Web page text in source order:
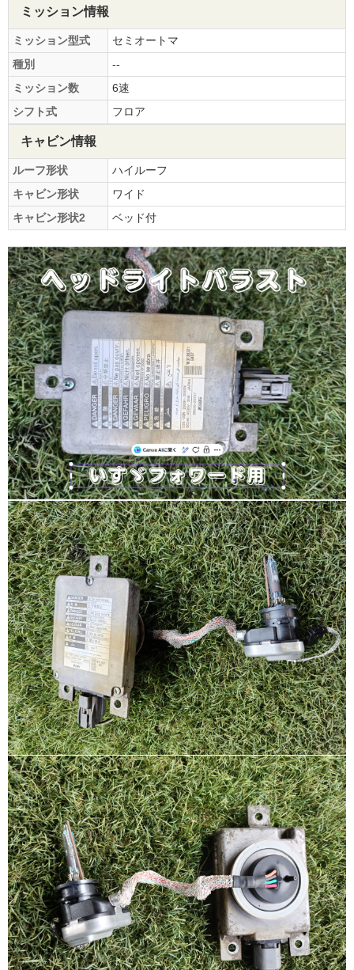
ミッション情報
ミッション型式
セミオートマ
種別
--
ミッション数
6速
シフト式
フロア
キャビン情報
ルーフ形状
ハイルーフ
キャビン形状
ワイド
キャビン形状2
ベッド付